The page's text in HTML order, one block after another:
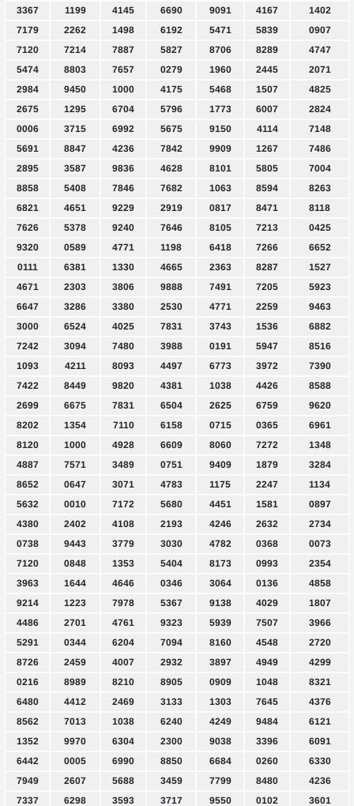
3367
1199 4145 6690 9091 4167
1402
7179
2262 1498 6192 5471 5839
0907
7120
7214 7887 5827 8706 8289
4747
5474
8803 7657 0279 1960 2445
2071
2984
9450 1000 4175 5468 1507
4825
2675
1295 6704 5796 1773 6007
2824
0006
3715 6992 5675 9150 4114
7148
5691
8847 4236 7842 9909 1267
7486
2895
3587 9836 4628 8101 5805
7004
8858
5408 7846 7682 1063 8594
8263
6821
4651 9229 2919 0817 8471
8118
7626
5378 9240 7646 8105 7213
0425
9320
0589 4771 1198 6418 7266
6652
0111
6381 1330 4665 2363 8287
1527
4671
2303 3806 9888 7491 7205
5923
6647
3286 3380 2530 4771 2259
9463
3000
6524 4025 7831 3743 1536
6882
7242
3094 7480 3988 0191 5947
8516
1093
4211 8093 4497 6773 3972
7390
7422
8449 9820 4381 1038 4426
8588
2699
6675 7831 6504 2625 6759
9620
8202
1354 7110 6158 0715 0365
6961
8120
1000 4928 6609 8060 7272
1348
4887
7571 3489 0751 9409 1879
3284
8652
0647 3071 4783 1175 2247
1134
5632
0010 7172 5680 4451 1581
0897
4380
2402 4108 2193 4246 2632
2734
0738
9443 3779 3030 4782 0368
0073
7120
0848 1353 5404 8173 0993
2354
3963
1644 4646 0346 3064 0136
4858
9214
1223 7978 5367 9138 4029
1807
4486
2701 4761 9323 5939 7507
3966
5291
0344 6204 7094 8160 4548
2720
8726
2459 4007 2932 3897 4949
4299
0216
8989 8210 8905 0909 1048
8321
6480
4412 2469 3133 1303 7645
4376
8562
7013 1038 6240 4249 9484
6121
1352
9970 6304 2300 9038 3396
6091
6442
0005 6990 8850 6684 0260
6330
7949
2607 5688 3459 7799 8480
4236
7337
6298 3593 3717 9550 0102 3601